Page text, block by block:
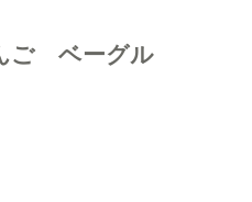
ご ベーグル